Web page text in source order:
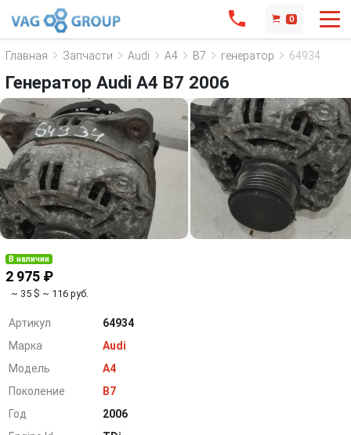
0
Главная Запчасти Audi A4 B7 генератор 64934
Генератор Audi A4 B7 2006
В наличии
2 975 ₽
~ 35 $ ~ 116 руб.
Артикул
64934
Марка
Audi
Модель
A4
Поколение
B7
Год
2006